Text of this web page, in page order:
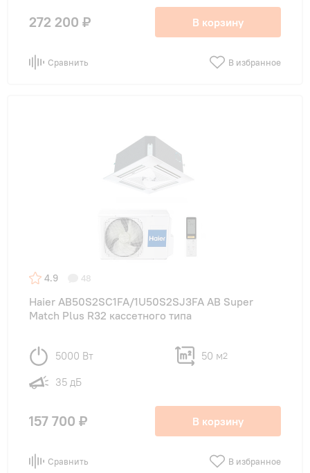
272 200 ₽ В корзину
Сравнить В избранное
4.9 48
Haier AB50S2SC1FA/1U50S2SJ3FA AB Super
Match Plus R32 кассетного типа
5000 Вт 50 м2
35 дБ
157 700 ₽ В корзину
Сравнить В избранное